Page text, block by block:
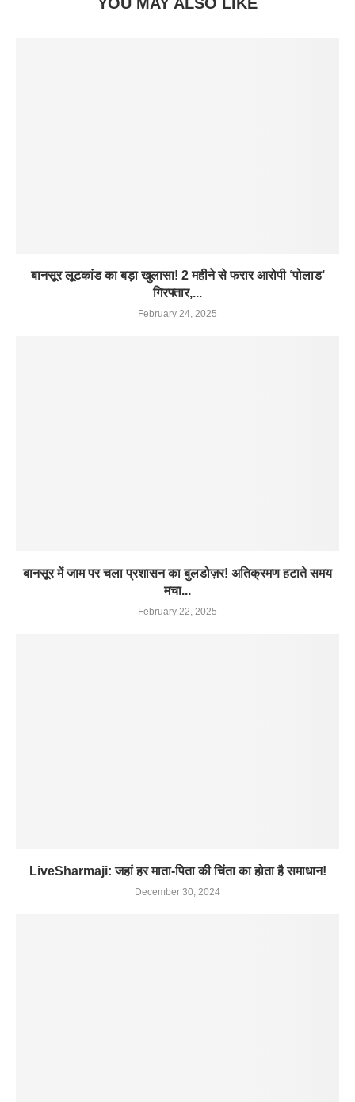
बानसूर लूटकांड का बड़ा खुलासा! 2 महीने से फरार आरोपी ‘पोलाड’
गिरफ्तार,...
February 24, 2025
बानसूर में जाम पर चला प्रशासन का बुलडोज़र! अतिक्रमण हटाते समय
मचा...
February 22, 2025
LiveSharmaji: जहां हर माता-पिता की चिंता का होता है समाधान!
December 30, 2024